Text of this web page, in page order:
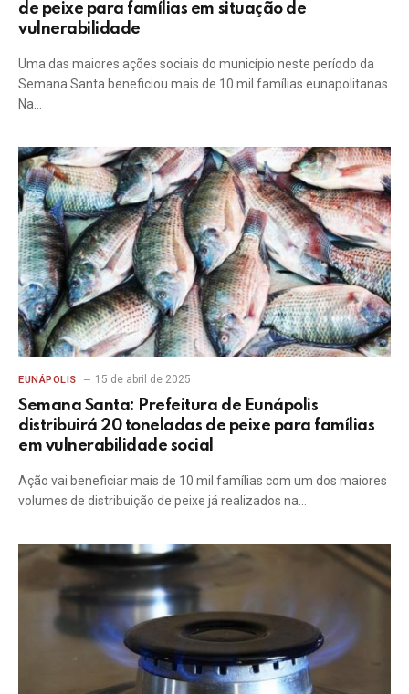
de peixe para famílias em situação de
vulnerabilidade
Uma das maiores ações sociais do município neste período da
Semana Santa beneficiou mais de 10 mil famílias eunapolitanas
Na…
EUNÁPOLIS 15 de abril de 2025
Semana Santa: Prefeitura de Eunápolis
distribuirá 20 toneladas de peixe para famílias
em vulnerabilidade social
Ação vai beneficiar mais de 10 mil famílias com um dos maiores
volumes de distribuição de peixe já realizados na…